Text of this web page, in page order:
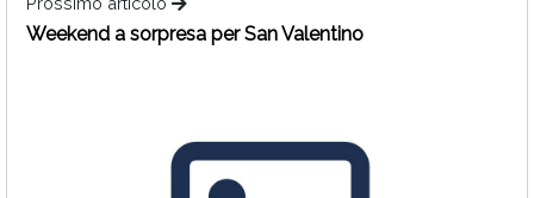
Weekend a sorpresa per San Valentino